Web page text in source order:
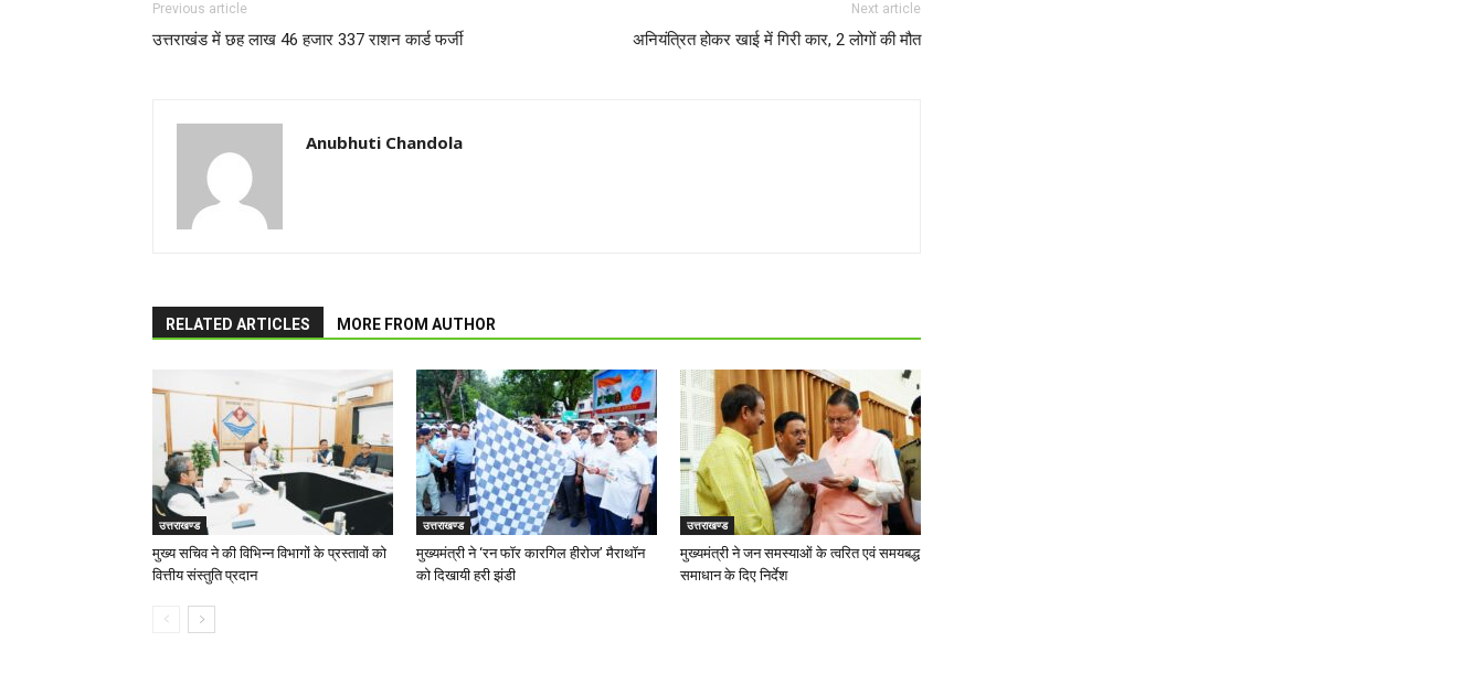
Previous article
उत्तराखंड में छह लाख 46 हजार 337 राशन कार्ड फर्जी
Next article
अनियंत्रित होकर खाई में गिरी कार, 2 लोगों की मौत
Anubhuti Chandola
RELATED ARTICLES MORE FROM AUTHOR
उत्तराखण्ड
मुख्य सचिव ने की विभिन्न विभागों के प्रस्तावों को
वित्तीय संस्तुति प्रदान
उत्तराखण्ड
मुख्यमंत्री ने ‘रन फॉर कारगिल हीरोज’ मैराथॉन
को दिखायी हरी झंडी
उत्तराखण्ड
मुख्यमंत्री ने जन समस्याओं के त्वरित एवं समयबद्ध
समाधान के दिए निर्देश